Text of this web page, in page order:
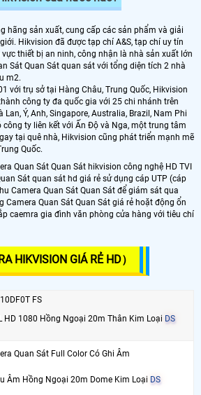
hãng sản xuất, cung cấp các sản phẩm và giải
Hikvision đã được tạp chí A&S, tạp chí uy tín
thiết bị an ninh, công nhận là nhà sản xuất lớn
Sát Quan Sát quan sát với tổng diện tích 2 nhà
m2.
với trụ sở tại Hàng Châu, Trung Quốc, Hikvision
công ty đa quốc gia với 25 chi nhánh trên
Ý, Anh, Singapore, Australia, Brazil, Nam Phi
ty liên kết với Ấn Độ và Nga, một trung tâm
tại quê nhà, Hikvision cũng phát triển mạnh mẽ
Quốc.
Quan Sát Quan Sát hikvision công nghệ HD TVI
Sát quan sát hd giá rẻ sử dụng cáp UTP (cáp
Camera Quan Sát Quan Sát để giám sát qua
Camera Quan Sát Quan Sát giá rẻ hoặt động ổn
caemra gia đình văn phòng cửa hàng với tiêu chí
HIKVISION GIÁ RẺ HD）
FS
HD 1080 Hồng Ngoại 20m Thân Kim Loại DS
Quan Sát Full Color Có Ghi Âm
Âm Hồng Ngoại 20m Dome Kim Loại DS